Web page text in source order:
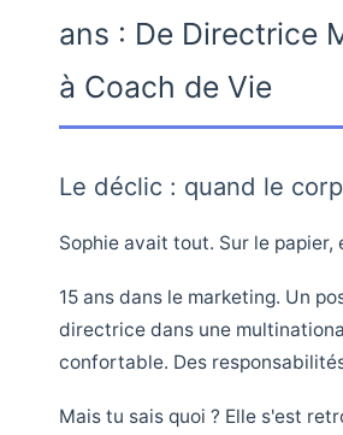
ans : De Directrice
à Coach de Vie
Le déclic : quand le
Sophie avait tout. Sur le papier,
15 ans dans le marketing. Un
directrice dans une
confortable. Des
Mais tu sais quoi ? Elle s'est